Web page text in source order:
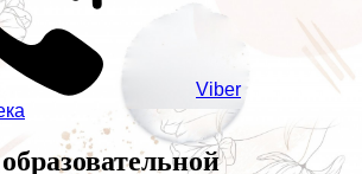
Viber